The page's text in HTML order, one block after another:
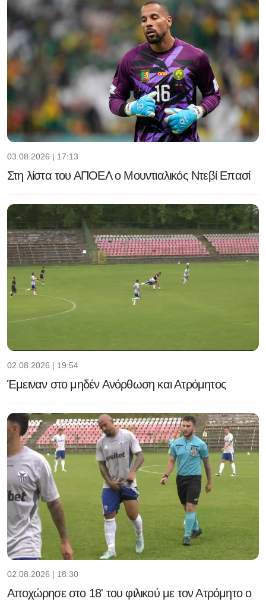
03.08.2026 | 17:13
Στη λίστα του ΑΠΟΕΛ ο Μουντιαλικός Ντεβί Επασί
02.08.2026 | 19:54
Έμειναν στο μηδέν Ανόρθωση και Ατρόμητος
02.08.2026 | 18:30
Αποχώρησε στο 18' του φιλικού με τον Ατρόμητο ο